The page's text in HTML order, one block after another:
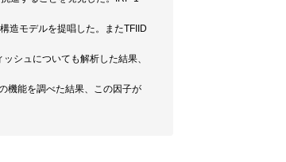
造モデルを提唱した。またTFIID
シュについても解析した結果、
機能を調べた結果、この因子が